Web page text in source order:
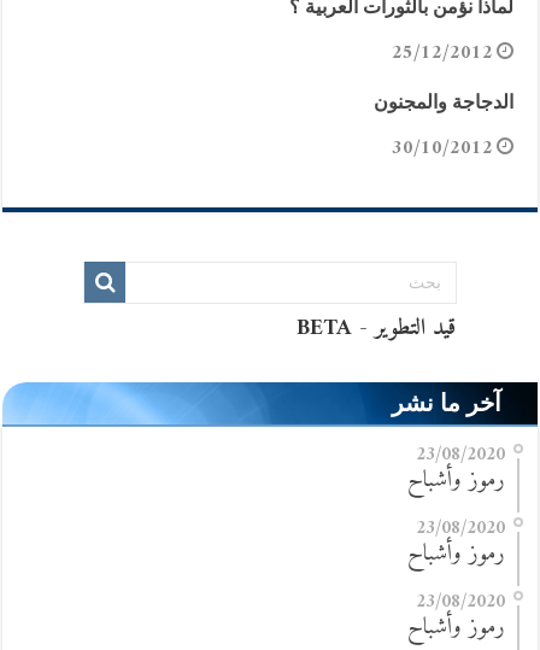
لماذا نؤمن بالثورات العربية ؟
25/12/2012
الدجاجة والمجنون
30/10/2012
آخر ما نشر
23/08/2020
رموز وأشباح
23/08/2020
رموز وأشباح
23/08/2020
رموز وأشباح